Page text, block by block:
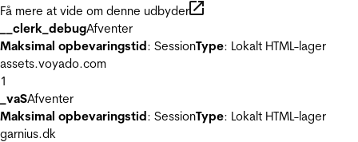
Få mere at vide om denne udbyder
__clerk_debugAfventer
Maksimal opbevaringstid: SessionType: Lokalt HTML-lager
assets.voyado.com
1
_vaSAfventer
Maksimal opbevaringstid: SessionType: Lokalt HTML-lager
garnius.dk